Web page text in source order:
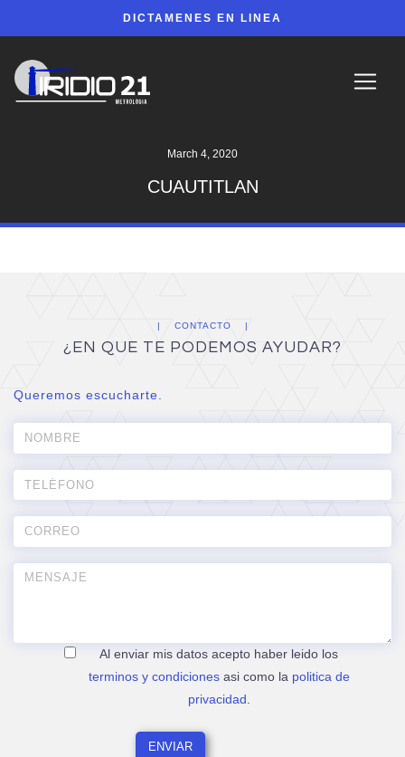
DICTAMENES EN LINEA
March 4, 2020
CUAUTITLAN
CONTACTO
¿EN QUE TE PODEMOS AYUDAR?
Queremos escucharte.
Al enviar mis datos acepto haber leido los
terminos y condicionesasi como la politica de
privacidad